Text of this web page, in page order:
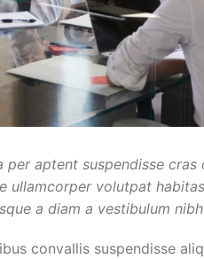
aptent suspendisse
ullamcorper volutpat
a diam a vestibulum
convallis suspendisse